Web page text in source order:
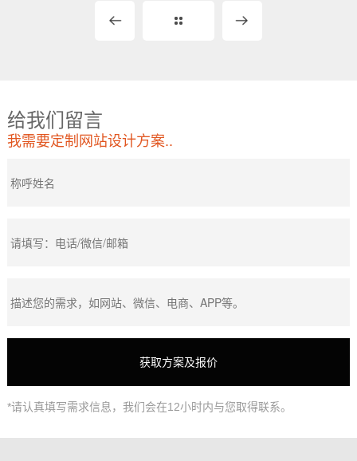
给我们留言
我需要定制网站设计方案..
*请认真填写需求信息，我们会在12小时内与您取得联系。